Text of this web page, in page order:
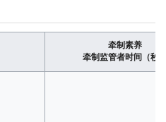
牵制素养
牵制监管者时间（秒